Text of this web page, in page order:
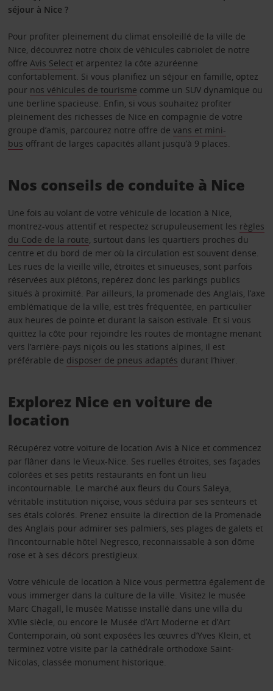
séjour à Nice ?
Pour profiter pleinement du climat ensoleillé de la ville de
Nice, découvrez notre choix de véhicules cabriolet de notre
offre Avis Selectet arpentez la côte azuréenne
confortablement. Si vous planifiez un séjour en famille, optez
pour nos véhicules de tourisme comme un SUV dynamique ou
une berline spacieuse. Enfin, si vous souhaitez profiter
pleinement des richesses de Nice en compagnie de votre
groupe d’amis, parcourez notre offre de vans et mini-
bus offrant de larges capacités allant jusqu’à 9 places.
Nos conseils de conduite à Nice
Une fois au volant de votre véhicule de location à Nice,
montrez-vous attentif et respectez scrupuleusement les règles
du Code de la route , surtout dans les quartiers proches du
centre et du bord de mer où la circulation est souvent dense.
Les rues de la vieille ville, étroites et sinueuses, sont parfois
réservées aux piétons, repérez donc les parkings publics
situés à proximité. Par ailleurs, la promenade des Anglais, l’axe
emblématique de la ville, est très fréquentée, en particulier
aux heures de pointe et durant la saison estivale. Et si vous
quittez la côte pour rejoindre les routes de montagne menant
vers l’arrière-pays niçois ou les stations alpines, il est
préférable de disposer de pneus adaptés durant l’hiver.
Explorez Nice en voiture de
location
Récupérez votre voiture de location Avis à Nice et commencez
par flâner dans le Vieux-Nice. Ses ruelles étroites, ses façades
colorées et ses petits restaurants en font un lieu
incontournable. Le marché aux fleurs du Cours Saleya,
véritable institution niçoise, vous séduira par ses senteurs et
ses étals colorés. Prenez ensuite la direction de la Promenade
des Anglais pour admirer ses palmiers, ses plages de galets et
l’incontournable hôtel Negresco, reconnaissable à son dôme
rose et à ses décors prestigieux.
Votre véhicule de location à Nice vous permettra également de
vous immerger dans la culture de la ville. Visitez le musée
Marc Chagall, le musée Matisse installé dans une villa du
XVIIe siècle, ou encore le Musée d’Art Moderne et d’Art
Contemporain, où sont exposées les œuvres d’Yves Klein, et
terminez votre visite par la cathédrale orthodoxe Saint-
Nicolas, classée monument historique.